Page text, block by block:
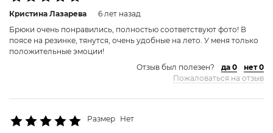
Кристина Лазаревa
6 лет назад
Брюки очень понравились, полностью соответствуют фото! В
поясе на резинке, тянутся, очень удобные на лето. У меня только
положительные эмоции!
Отзыв был полезен?
да 0
нет 0
Пожаловаться на отзыв
Размер Нет